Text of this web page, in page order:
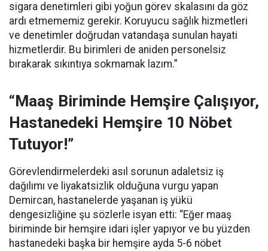
sigara denetimleri gibi yoğun görev skalasını da göz
ardı etmememiz gerekir. Koruyucu sağlık hizmetleri
ve denetimler doğrudan vatandaşa sunulan hayati
hizmetlerdir. Bu birimleri de aniden personelsiz
bırakarak sıkıntıya sokmamak lazım.”
“Maaş Biriminde Hemşire Çalışıyor,
Hastanedeki Hemşire 10 Nöbet
Tutuyor!”
Görevlendirmelerdeki asıl sorunun adaletsiz iş
dağılımı ve liyakatsizlik olduğuna vurgu yapan
Demircan, hastanelerde yaşanan iş yükü
dengesizliğine şu sözlerle isyan etti: “Eğer maaş
biriminde bir hemşire idari işler yapıyor ve bu yüzden
hastanedeki başka bir hemşire ayda 5-6 nöbet